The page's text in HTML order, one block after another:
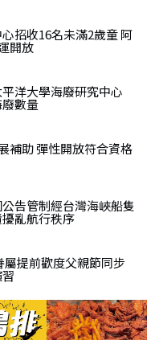
招收16名未滿2歲童 阿
開放
洋大學海廢研究中心
數量
補助 彈性開放符合資格
告管制經台灣海峽船隻
亂航行秩序
屬提前歡度父親節同步